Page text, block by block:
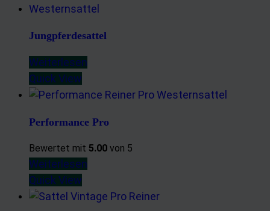
Jungpferdesattel
Weiterlesen
Quick View
Performance Pro
Bewertet mit 5.00 von 5
Weiterlesen
Quick View